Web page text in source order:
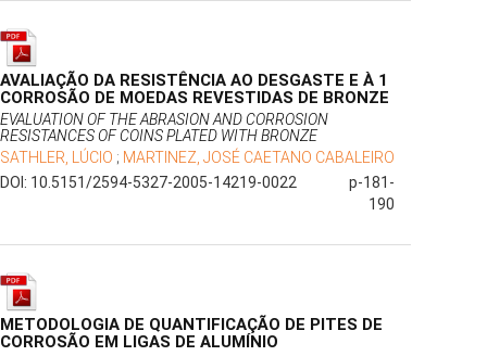
AVALIAÇÃO DA RESISTÊNCIA AO DESGASTE E À 1
CORROSÃO DE MOEDAS REVESTIDAS DE BRONZE
EVALUATION OF THE ABRASION AND CORROSION
RESISTANCES OF COINS PLATED WITH BRONZE
SATHLER, LÚCIO ; MARTINEZ, JOSÉ CAETANO CABALEIRO
DOI: 10.5151/2594-5327-2005-14219-0022
p-181-
190
METODOLOGIA DE QUANTIFICAÇÃO DE PITES DE
CORROSÃO EM LIGAS DE ALUMÍNIO